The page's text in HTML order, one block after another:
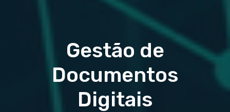
Gestão de
Documentos
Digitais